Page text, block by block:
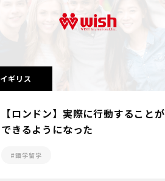
イギリス
【ロンドン】実際に行動することが
できるようになった
#語学留学